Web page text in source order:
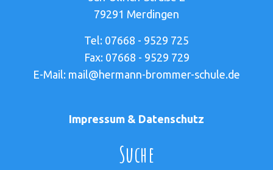
79291 Merdingen
Tel: 07668 - 9529 725
Fax: 07668 - 9529 729
E-Mail: mail@hermann-brommer-schule.de
Impressum & Datenschutz
Suche